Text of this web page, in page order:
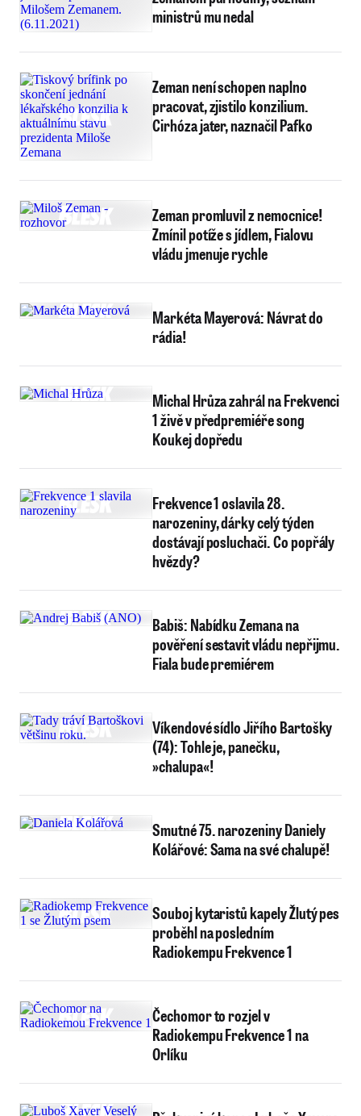
ministrů mu nedal
Zeman není schopen naplno
pracovat, zjistilo konzilium.
Cirhóza jater, naznačil Pafko
Zeman promluvil z nemocnice!
Zmínil potíže s jídlem, Fialovu
vládu jmenuje rychle
Markéta Mayerová: Návrat do
rádia!
Michal Hrůza zahrál na Frekvenci
1 živě v předpremiéře song
Koukej dopředu
Frekvence 1 oslavila 28.
narozeniny, dárky celý týden
dostávají posluchači. Co popřály
hvězdy?
Babiš: Nabídku Zemana na
pověření sestavit vládu nepřijmu.
Fiala bude premiérem
Víkendové sídlo Jiřího Bartošky
(74): Tohle je, panečku,
»chalupa«!
Smutné 75. narozeniny Daniely
Kolářové: Sama na své chalupě!
Souboj kytaristů kapely Žlutý pes
proběhl na posledním
Radiokempu Frekvence 1
Čechomor to rozjel v
Radiokempu Frekvence 1 na
Orlíku